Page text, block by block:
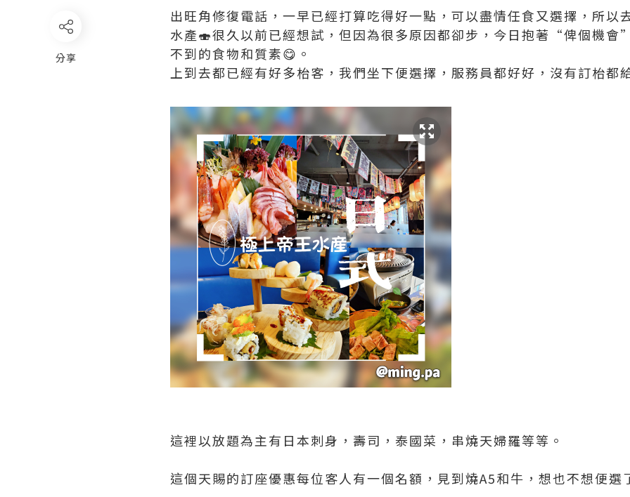
分享
出旺角修復電話，一早已經打算吃得好一點，可以盡情任食又選擇，所以
水產🍣很久以前已經想試，但因為很多原因都卻步，今日抱著“俾個機
不到的食物和質素😋。
上到去都已經有好多枱客，我們坐下便選擇，服務員都好好，沒有訂枱都
這裡以放題為主有日本刺身，壽司，泰國菜，串燒天婦羅等等。
這個天賜的訂座優惠每位客人有一個名額，見到燒A5和牛，想也不想便選